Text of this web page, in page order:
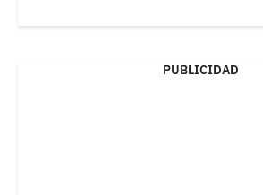
PUBLICIDAD